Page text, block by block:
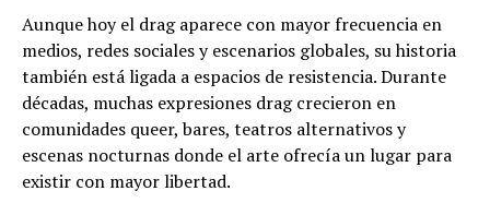
Aunque hoy el drag aparece con mayor frecuencia en
medios, redes sociales y escenarios globales, su historia
también está ligada a espacios de resistencia. Durante
décadas, muchas expresiones drag crecieron en
comunidades queer, bares, teatros alternativos y
escenas nocturnas donde el arte ofrecía un lugar para
existir con mayor libertad.